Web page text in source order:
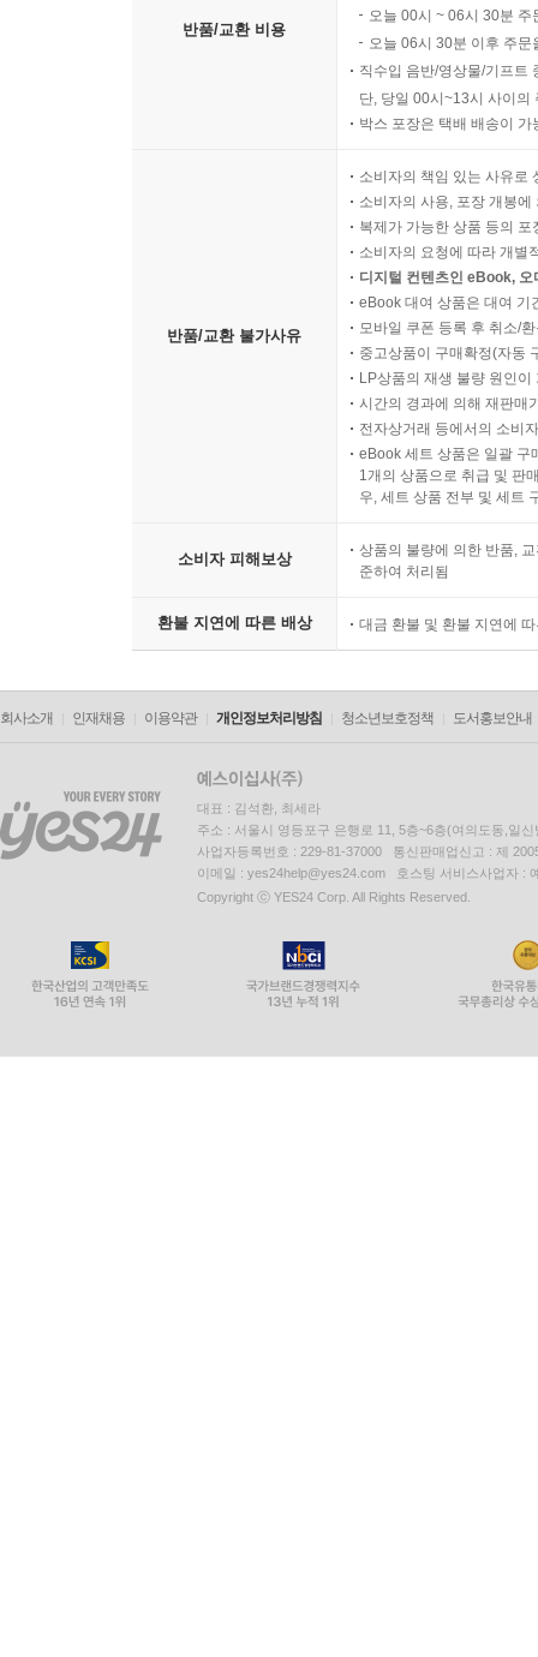
반품/교환 비용
오늘 00시 ~ 06시 30분
오늘 06시 30분 이후 주
직수입 음반/영상물/기프트
단, 당일 00시~13시 사이의
박스 포장은 택배 배송이
반품/교환 불가사유
소비자의 책임 있는 사유로
소비자의 사용, 포장 개봉
복제가 가능한 상품 등의
소비자의 요청에 따라 개별
디지털 컨텐츠인 eBook,
eBook 대여 상품은 대여 기
모바일 쿠폰 등록 후 취소/
중고상품이 구매확정(자동
LP상품의 재생 불량 원인
시간의 경과에 의해 재판매
전자상거래 등에서의 소비
eBook 세트 상품은 일괄 구
1개의 상품으로 취급 및 판
우, 세트 상품 전부 및 세트
소비자 피해보상
상품의 불량에 의한 반품,
준하여 처리됨
환불 지연에 따른 배상 대금 환불 및 환불 지연에
회사소개 인재채용 이용약관 개인정보처리방침 청소년보호정책 도서홍보안내
대표 : 김석환, 최세라
주소 : 서울시 영등포구 은행로 11, 5층~6층(여의도동,일신
사업자등록번호 : 229-81-37000 통신판매업신고 : 제
이메일 : yes24help@yes24.com 호스팅 서비스사업자 :
Copyright ⓒ YES24 Corp. All Rights Reserved.